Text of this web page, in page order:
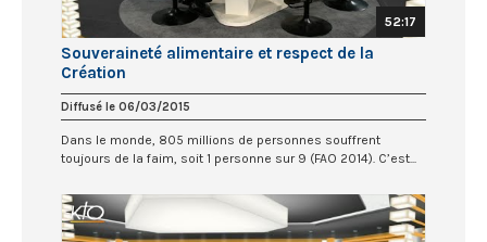
52:17
Souveraineté alimentaire et respect de la
Création
Diffusé le 06/03/2015
Dans le monde, 805 millions de personnes souffrent
toujours de la faim, soit 1 personne sur 9 (FAO 2014). C’est...